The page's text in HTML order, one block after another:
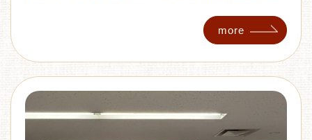
隻」，這兩款產品分別榮獲銀質獎，顯示了它們在口
感創新和品質卓越方面的獨特價值。這不僅是對我們
努力的肯定，也是台灣食品文化走向國際舞台的重要
里程碑，展現了我們在結合傳統工藝與現代設計上的
領先地位。
more